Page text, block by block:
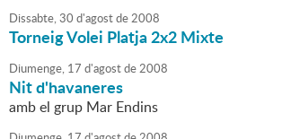
Dissabte,30 d'agostde2008
Torneig Volei Platja 2x2 Mixte
Diumenge, 17 d'agostde2008
Nit d'havaneres
amb el grup Mar Endins